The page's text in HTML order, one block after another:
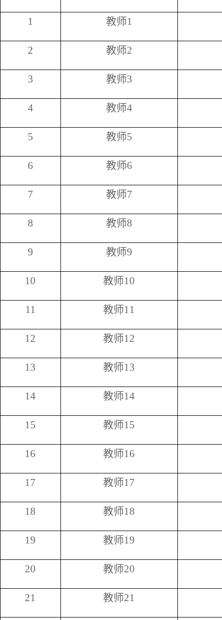
1 教师1
2 教师2
3 教师3
4 教师4
5 教师5
6 教师6
7 教师7
8 教师8
9 教师9
10 教师10
11 教师11
12 教师12
13 教师13
14 教师14
15 教师15
16 教师16
17 教师17
18 教师18
19 教师19
20 教师20
21 教师21